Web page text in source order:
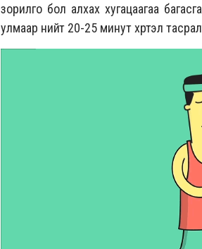
зорилго бол алхах хугацаагаа
улмаар нийт 20-25 минут хүртэл